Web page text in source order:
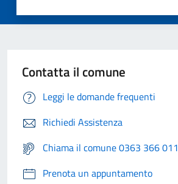
Contatta il comune
Leggi le domande frequenti
Richiedi Assistenza
Chiama il comune 0363 366 011
Prenota un appuntamento